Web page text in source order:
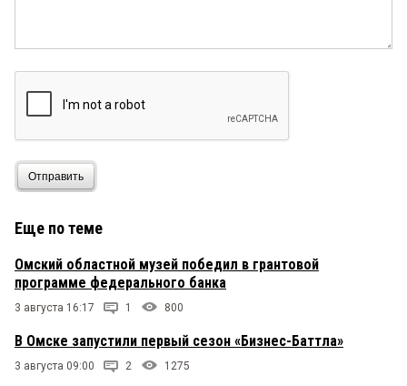
Отправить
Еще по теме
Омский областной музей победил в грантовой
программе федерального банка
3 августа 16:17 1 800
В Омске запустили первый сезон «Бизнес-Баттла»
3 августа 09:00 2 1275